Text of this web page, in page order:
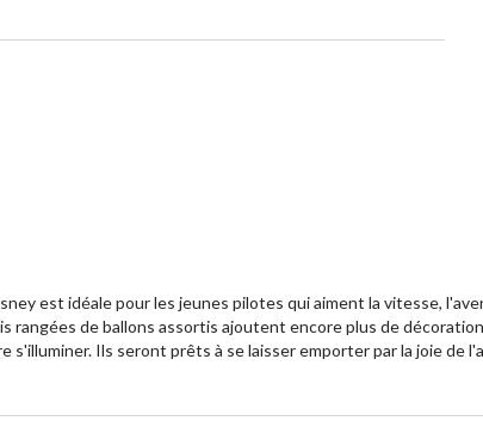
est idéale pour les jeunes pilotes qui aiment la vitesse,
de ballons assortis ajoutent encore plus de
s'illuminer. Ils seront prêts à se laisser emporter par la joie